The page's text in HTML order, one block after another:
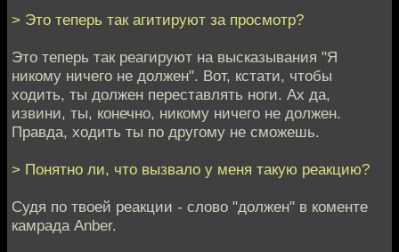
> Это теперь так агитируют за просмотр?
Это теперь так реагируют на высказывания "Я
никому ничего не должен". Вот, кстати, чтобы
ходить, ты должен переставлять ноги. Ах да,
извини, ты, конечно, никому ничего не должен.
Правда, ходить ты по другому не сможешь.
> Понятно ли, что вызвало у меня такую реакцию?
Судя по твоей реакции - слово "должен" в коменте
камрада Anber.